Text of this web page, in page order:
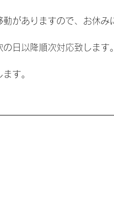
がありますので、お休み
日以降順次対応致します。
す。